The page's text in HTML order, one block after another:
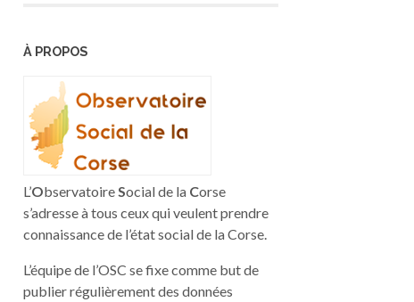
À PROPOS
L’Observatoire Social de la Corse
s’adresse à tous ceux qui veulent prendre
connaissance de l’état social de la Corse.
L’équipe de l’OSC se fixe comme but de
publier régulièrement des données